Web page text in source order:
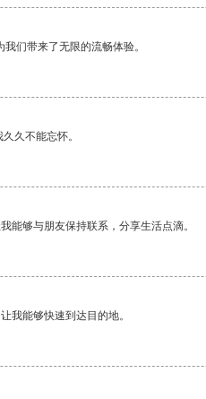
们带来了无限的流畅体验。
久不能忘怀。
能够与朋友保持联系，分享生活点滴。
我能够快速到达目的地。